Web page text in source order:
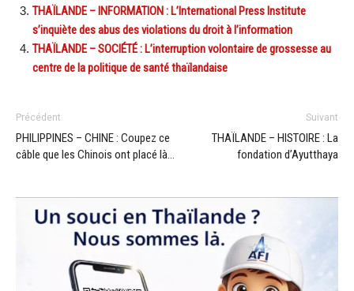
THAÏLANDE – INFORMATION : L’International Press Institute
s’inquiète des abus des violations du droit à l’information
THAÏLANDE – SOCIÉTÉ : L’interruption volontaire de grossesse au
centre de la politique de santé thaïlandaise
Précédent
PHILIPPINES – CHINE : Coupez ce
câble que les Chinois ont placé là…
Suivant
THAÏLANDE – HISTOIRE : La
fondation d’Ayutthaya